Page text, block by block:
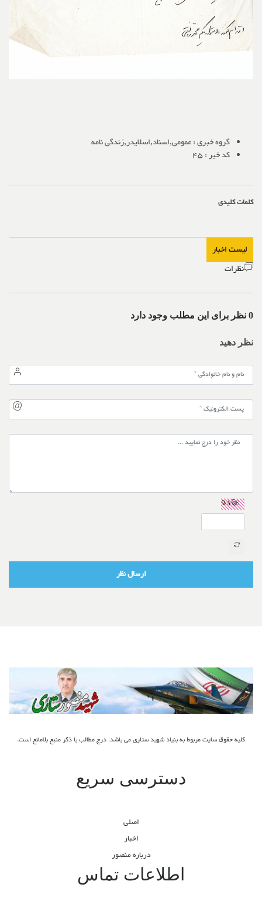
گروه خبری :عمومی,اسناد,اسلایدر,زندگی نامه
کد خبر :45
کلمات کلیدی
لیست اخبار
نظرات
0 نظر برای این مطلب وجود دارد
نظر دهید
ارسال نظر
کلیه حقوق سایت مربوط به بنیاد شهید ستاری می باشد. درج مطالب با ذکر منبع بلامانع است.
دسترسی سریع
اصلی
اخبار
درباره منصور
اطلاعات تماس